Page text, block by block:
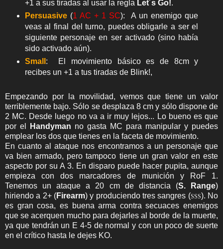
+1 a sus tiradas al usar la regla Let´s Go!.
Persuasive (1 AC + 1 SC): A un enemigo que
veas al final del turno, puedes obligarle a ser el
siguiente personaje en ser activado (sino había
sido activado aún).
Small : El movimiento básico es de 8cm y
recibes un +1 a tus tiradas de Blink!,
Empezando por la movilidad, vemos que tiene un valor
terriblemente bajo. Sólo se desplaza 8 cm y sólo dispone de
2 MC. Desde luego no va a ir muy lejos... Lo bueno es que
por el
Handyman no gasta MC para manipular y puedes
emplear los dos que tienes en la faceta de movimiento.
En cuanto al ataque nos encontramos a un personaje que
va bien armado, pero tampoco tiene un gran valor en este
aspecto por su A 3. En disparo puede hacer pupita, aunque
empieza con dos marcadores de munición y RoF 1.
Tenemos un ataque a 20 cm de distancia (S. Range)
hiriendo a 2+ (Firearm) y produciendo tres sangres (SSS). No
es gran cosa, es buena arma contra secuaces enemigos
que se acerquen mucho para dejarles al borde de la muerte,
ya que tendrán un E 4-5 de normal y con un poco de suerte
en el crítico hasta le dejes KO.